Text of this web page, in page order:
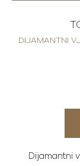
DIJAMANTNI
Dijamantni